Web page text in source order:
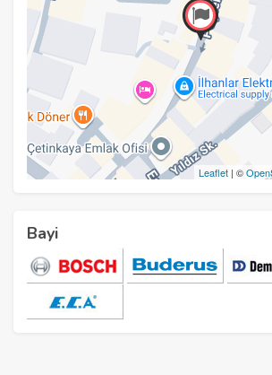
Leaflet | ©
Bayi